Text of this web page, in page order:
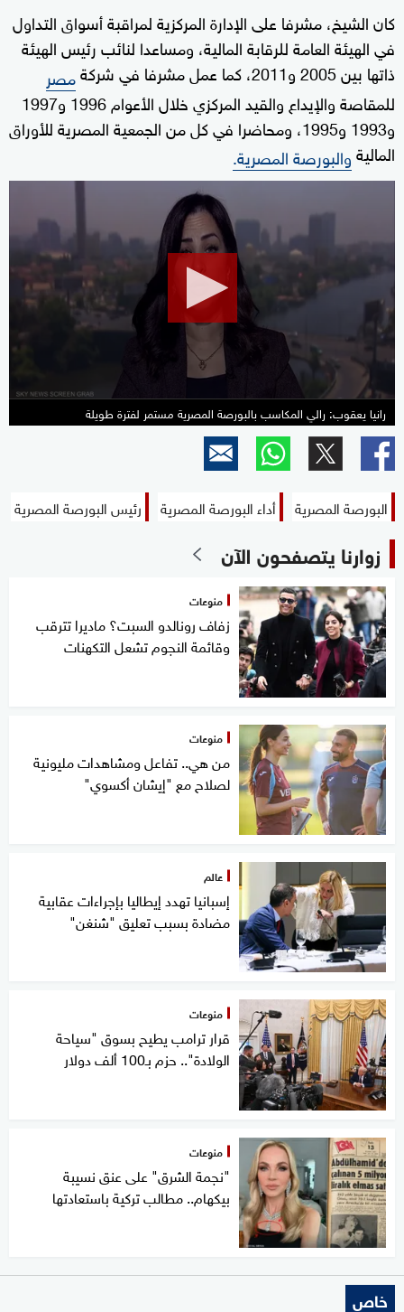
كان الشيخ، مشرفا على الإدارة المركزية لمراقبة أسواق التداول
في الهيئة العامة للرقابة المالية، ومساعدا لنائب رئيس الهيئة
ذاتها بين 2005 و2011، كما عمل مشرفا في شركة
مصر
للمقاصة والإيداع والقيد المركزي خلال الأعوام 1996 و1997
و1993 و1995، ومحاضرا في كل من الجمعية المصرية للأوراق
الماليةوالبورصة المصرية.
of
minutes,
رانيا يعقوب: رالي المكاسب بالبورصة المصرية مستمر لفترة طويلة
البورصة المصرية أداء البورصة المصرية رئيس البورصة المصرية
زوارنا يتصفحون الآن
منوعات
زفاف رونالدو السبت؟ ماديرا تترقب
وقائمة النجوم تشعل التكهنات
منوعات
من هي.. تفاعل ومشاهدات مليونية
لصلاح مع "إيشان أكسوي"
عالم
إسبانيا تهدد إيطاليا بإجراءات عقابية
مضادة بسبب تعليق "شنغن"
منوعات
قرار ترامب يطيح بسوق "سياحة
الولادة".. حزم بـ100 ألف دولار
منوعات
"نجمة الشرق" على عنق نسيبة
بيكهام.. مطالب تركية باستعادتها
خاص